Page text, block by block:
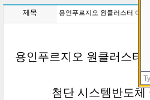
제목 용인푸르지오 원클러스터 아파
용인푸르지오 원클러스터
첨단 시스템반도체